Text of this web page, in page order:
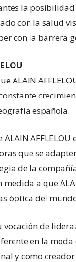
la
con la salud
con la barrera
ALAIN
española.
ALAIN
que se
de la
a que
óptica del
de
en la
y como